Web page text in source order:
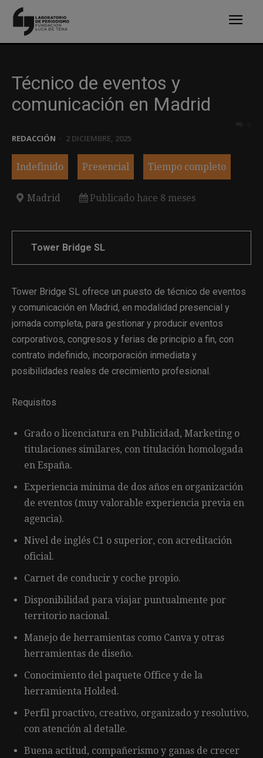
Técnico de eventos y
comunicación en Madrid
REDACCIÓN 2 DICIEMBRE, 2025
Indefinido Presencial Tiempo completo
Madrid Publicado hace 8 meses
Tower Bridge SL
Tower Bridge SL ofrece un puesto de técnico de eventos
y comunicación en Madrid, en modalidad presencial y
jornada completa, para gestionar y producir eventos
corporativos, congresos y ferias de principio a fin, con
contrato indefinido, incorporación inmediata y
posibilidades reales de crecimiento profesional.
Requisitos
Grado o licenciatura en Publicidad, Marketing o
titulaciones similares, con titulación homologada
en España.
Experiencia mínima de dos años en organización
de eventos (muy valorable experiencia previa en
agencia).
Nivel de inglés C1 o superior, con acreditación
oficial.
Carnet de conducir y coche propio.
Disponibilidad para viajar puntualmente por
territorio nacional.
Manejo de herramientas como Canva y otras
herramientas de diseño.
Conocimiento del paquete Office y de la
herramienta Holded.
Perfil proactivo, creativo, organizado y resolutivo,
con atención al detalle.
Buena actitud, compañerismo y ganas de crecer